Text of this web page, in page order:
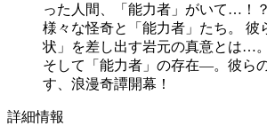
った人間、「能力者」がいて…！
様々な怪奇と「能力者」たち。 彼
状」を差し出す岩元の真意とは…
そして「能力者」の存在—。彼ら
す、浪漫奇譚開幕！
詳細情報